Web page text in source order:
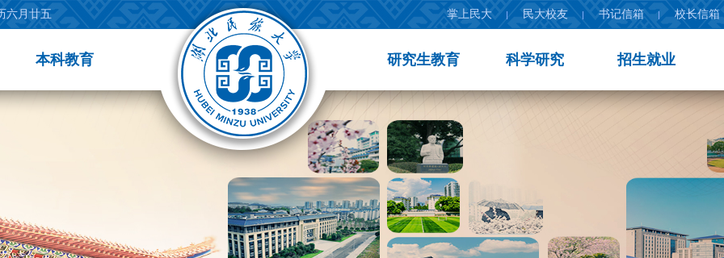
六月廿五 掌上民大 民大校友 书记信箱 校长信箱
本科教育 研究生教育 科学研究 招生就业